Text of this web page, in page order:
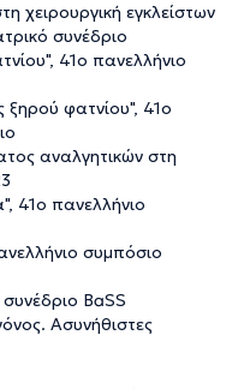
χειρουργική εγκλείστων
συνέδριο
41ο πανελλήνιο
φατνίου", 41ο
αναλγητικών στη
41ο πανελλήνιο
συμπόσιο
BaSS
Ασυνήθιστες